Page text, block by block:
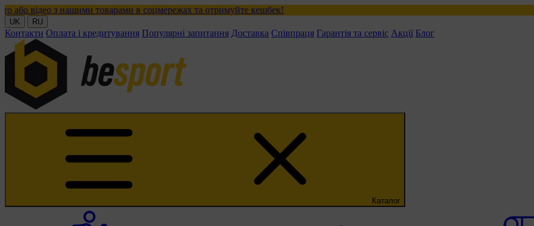
нашими товарами в соцмережах та отримуйте кешбек!
UK RU
Контакти Оплата і кредитування Популярні запитання Доставка Співпраця Гарантія та сервіс Акції Блог
Каталог